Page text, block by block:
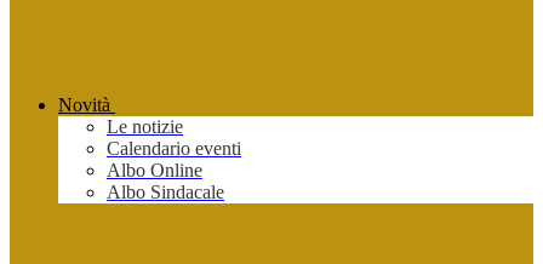
Novità
Le notizie
Calendario eventi
Albo Online
Albo Sindacale